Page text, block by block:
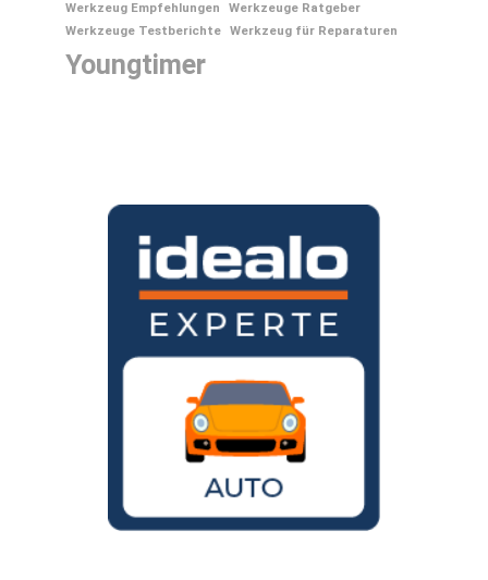
Werkzeug Empfehlungen
Werkzeuge Ratgeber
Werkzeuge Testberichte Werkzeug für Reparaturen
Youngtimer